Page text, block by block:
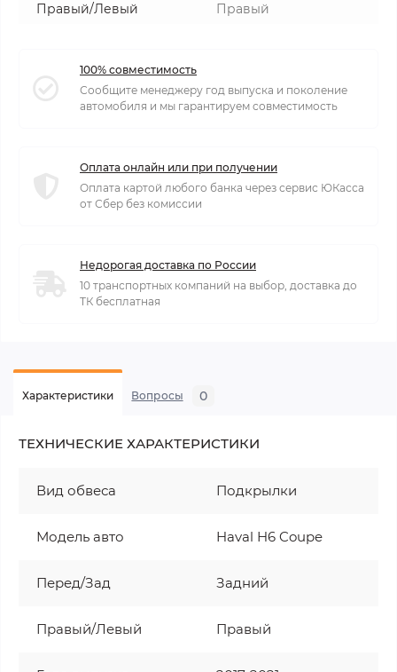
Правый/Левый
Правый
100% совместимость
Сообщите менеджеру год выпуска и поколение
автомобиля и мы гарантируем совместимость
Оплата онлайн или при получении
Оплата картой любого банка через сервис ЮКасса
от Сбер без комиссии
Недорогая доставка по России
10 транспортных компаний на выбор, доставка до
ТК бесплатная
Характеристики Вопросы 0
ТЕХНИЧЕСКИЕ ХАРАКТЕРИСТИКИ
Вид обвеса Подкрылки
Модель авто Haval H6 Coupe
Перед/Зад Задний
Правый/Левый Правый